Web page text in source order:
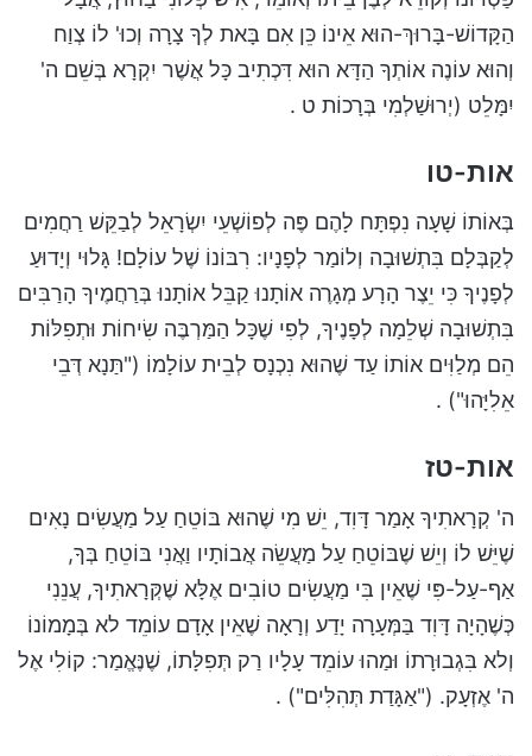
הַקָּדוֹשׁ-בָּרוּךְ-הוּא אֵינוֹ כֵּן אִם בָּאת לְךָ צָרָה וְכוּ' לוֹ צְוַח
וְהוּא עוֹנֶה אוֹתְךָ הַדָּא הוּא דִּכְתִיב כָּל אֲשֶׁר יִקְרָא בְּשֵׁם ה'
יִמָּלֵט (יְרוּשַׁלְמִי בְּרָכוֹת ט .
אות-טו
בְּאוֹתוֹ שָׁעָה נִפְתָּח לָהֶם פֶּה לְפוֹשְׁעֵי יִשְׂרָאֵל לְבַקֵּשׁ רַחֲמִים
לְקַבְּלָם בִּתְשׁוּבָה וְלוֹמַר לְפָנָיו: רִבּוֹנוֹ שֶׁל עוֹלָם! גָּלוּי וְיָדוּעַ
לְפָנֶיךָ כִּי יֵצֶר הָרָע מְגָרֶה אוֹתָנוּ קַבֵּל אוֹתָנוּ בְּרַחֲמֶיךָ הָרַבִּים
בִּתְשׁוּבָה שְׁלֵמָה לְפָנֶיךָ, לְפִי שֶׁכָּל הַמַּרְבֶּה שִׂיחוֹת וּתְפִלּוֹת
הֵם מְלַוִּים אוֹתוֹ עַד שֶׁהוּא נִכְנָס לְבֵית עוֹלָמוֹ ("תַּנָא דְּבֵי
אֵלִיָּהוּ") .
אות-טז
ה' קְרָאתִיךָ אָמַר דָּוִד, יֵשׁ מִי שֶׁהוּא בּוֹטֵחַ עַל מַעֲשִׂים נָאִים
שֶׁיֵּשׁ לוֹ וְיֵשׁ שֶׁבּוֹטֵחַ עַל מַעֲשֵׂה אֲבוֹתָיו וַאֲנִי בּוֹטֵחַ בְּךָ,
אַף-עַל-פִּי שֶׁאֵין בִּי מַעֲשִׂים טוֹבִים אֶלָּא שֶׁקְּרָאתִיךָ, עֲנֵנִי
כְּשֶׁהָיָה דָּוִד בַּמְּעָרָה יָדַע וְרָאָה שֶׁאֵין אָדָם עוֹמֵד לא בְּמָמוֹנוֹ
וְלא בִּגְבוּרָתוֹ וּמַהוּ עוֹמֵד עָלָיו רַק תְּפִלָּתוֹ, שֶׁנֶּאֱמַר: קוֹלִי אֶל
ה' אֶזְעָק. ("אַגָּדַת תְּהִלִּים") .